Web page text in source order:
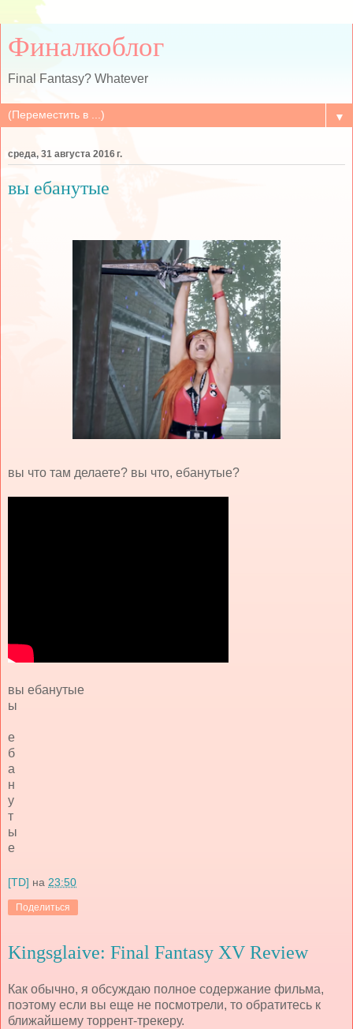
Финалкоблог
Final Fantasy? Whatever
▼
среда, 31 августа 2016 г.
вы ебанутые
вы что там делаете? вы что, ебанутые?
вы ебанутые
ы
е
б
а
н
у
т
ы
е
[TD] на 23:50
Поделиться
Kingsglaive: Final Fantasy XV Review
Как обычно, я обсуждаю полное содержание фильма,
поэтому если вы еще не посмотрели, то обратитесь к
ближайшему торрент-трекеру.